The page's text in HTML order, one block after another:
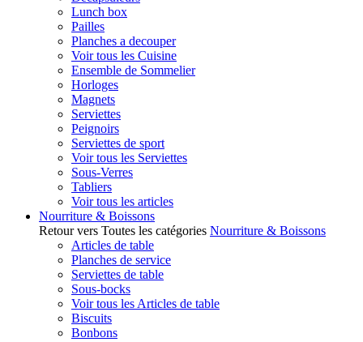
Lunch box
Pailles
Planches a decouper
Voir tous les Cuisine
Ensemble de Sommelier
Horloges
Magnets
Serviettes
Peignoirs
Serviettes de sport
Voir tous les Serviettes
Sous-Verres
Tabliers
Voir tous les articles
Nourriture & Boissons
Retour vers Toutes les catégories Nourriture & Boissons
Articles de table
Planches de service
Serviettes de table
Sous-bocks
Voir tous les Articles de table
Biscuits
Bonbons